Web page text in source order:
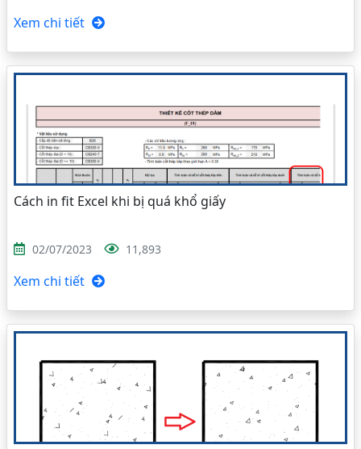
Xem chi tiết
Cách in fit Excel khi bị quá khổ giấy
02/07/2023 11,893
Xem chi tiết